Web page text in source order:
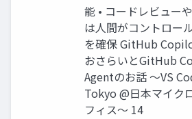
能 • コードレビュー
は人間がコントロー
を確保 GitHub
おさらいとGitHub
Agentのお話 〜VS
Tokyo @日本マイク
フィス〜 14